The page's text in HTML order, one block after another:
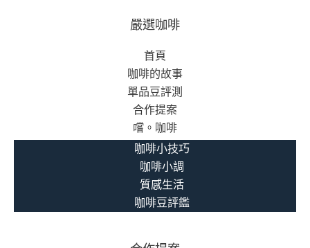
嚴選咖啡
首頁
咖啡的故事
單品豆評測
合作提案
嚐。咖啡
咖啡小技巧
咖啡小調
質感生活
咖啡豆評鑑